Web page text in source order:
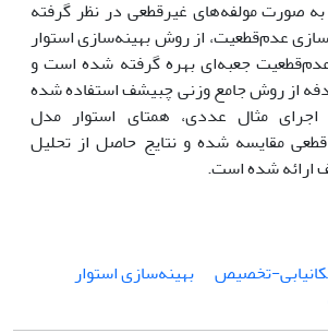
به‌ صورت مولفه‌های غیرقطعی در نظر گرفته
عدم‌قطعیت، از روش بهینه‌‌سازی استوار
جعبه‌‌ای بهره گرفته شده است و
از روش جامع وزنی چبیشف استفاده شده
مثال عددی، همتای استوار مدل
مقایسه شده و نتایج حاصل از تحلیل
شده است.
تخصیص
بهینه‌سازی استوار